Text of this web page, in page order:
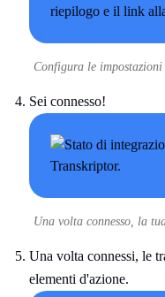
Configura le
Sei connesso!
Una volta connesso, la
Una volta connessi, le
elementi d'azione.